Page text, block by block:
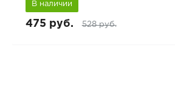
В наличии
475 руб. 528 руб.